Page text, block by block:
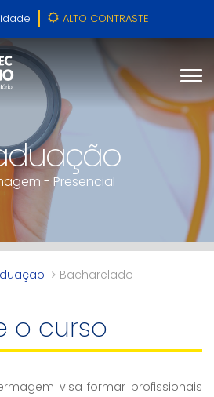
ALTO CONTRASTE
- Presencial
Bacharelado
o curso
visa formar profissionais